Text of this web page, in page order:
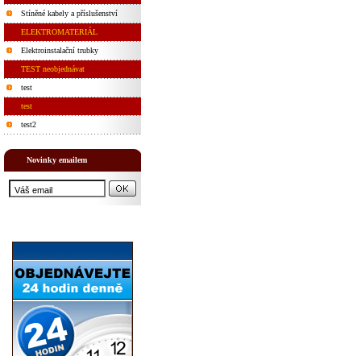
Stíněné kabely a příslušenství
ELEKTROMATERIÁL
Elektroinstalační trubky
TEST neobjednávat
test
test
test2
Novinky emailem